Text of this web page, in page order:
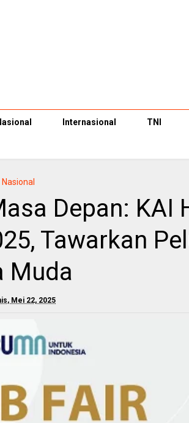
Internasional TNI
Nasional
Depan: KAI
Tawarkan
Muda
Mei 22, 2025